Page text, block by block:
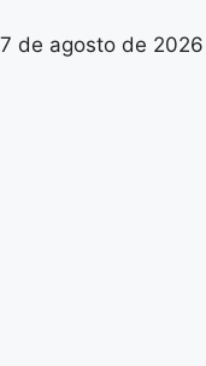
7 de agosto de 2026